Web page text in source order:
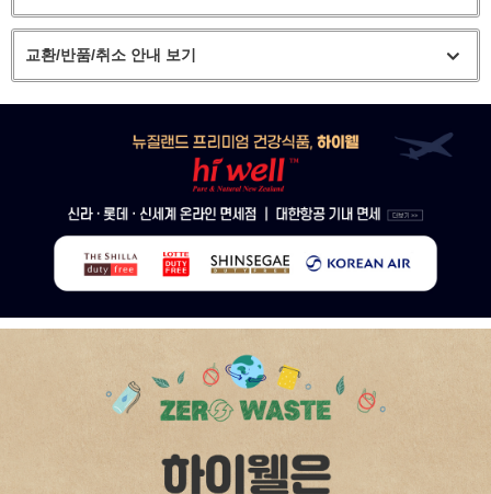
교환/반품/취소 안내 보기